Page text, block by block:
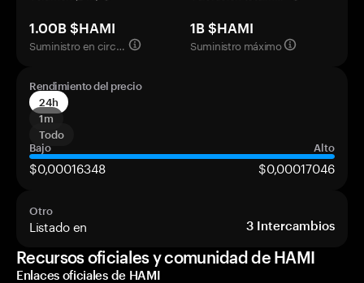
1.00B $HAMI
Suministro en circulación
1B $HAMI
Suministro máximo
Rendimiento del precio
24h
1m
Todo
Bajo
Alto
$0,00016348 $0,00017046
Otro
Listado en 3 Intercambios
Recursos oficiales y comunidad de HAMI
Enlaces oficiales de HAMI